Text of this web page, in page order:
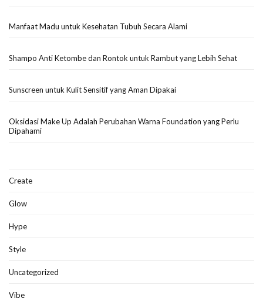
Manfaat Madu untuk Kesehatan Tubuh Secara Alami
Shampo Anti Ketombe dan Rontok untuk Rambut yang Lebih Sehat
Sunscreen untuk Kulit Sensitif yang Aman Dipakai
Oksidasi Make Up Adalah Perubahan Warna Foundation yang Perlu
Dipahami
Create
Glow
Hype
Style
Uncategorized
Vibe